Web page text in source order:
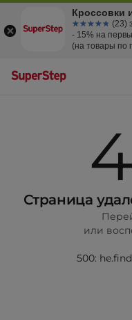
Страница
или
500:
Кроссовки
☆☆☆☆☆
★★★★★ (23)
- 15% на
(на товары по